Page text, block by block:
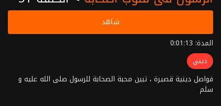
شاهد
المدة: 0:01:13
ديني
فواصل دينية قصيرة ، تبين محبة الصحابة للرسول صلى الله عليه و
سلم